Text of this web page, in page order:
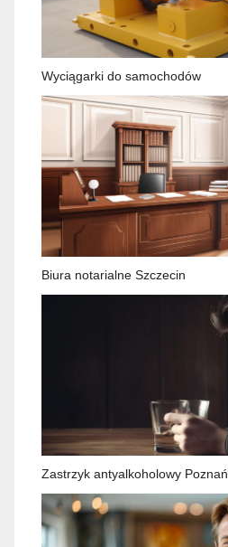
Wyciągarki do samochodów
Biura notarialne Szczecin
Zastrzyk antyalkoholowy Poznań